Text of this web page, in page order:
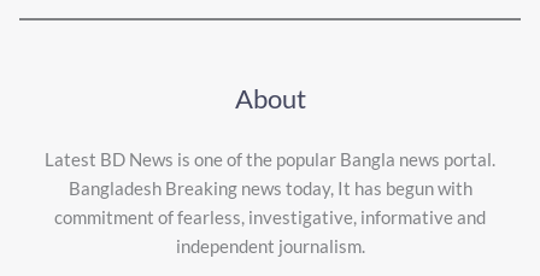
About
Latest BD News is one of the popular Bangla news portal.
Bangladesh Breaking news today, It has begun with
commitment of fearless, investigative, informative and
independent journalism.